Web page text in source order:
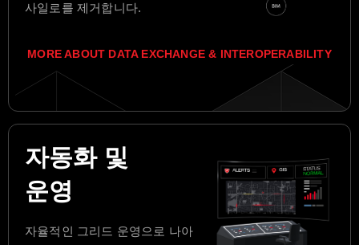
사일로를 제거합니다.
MORE ABOUT DATA EXCHANGE & INTEROPERABILITY
자동화 및
운영
자율적인 그리드 운영으로 나아